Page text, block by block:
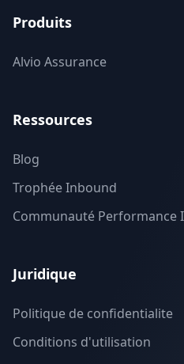
Produits
Alvio Assurance
Ressources
Blog
Trophée Inbound
Communauté Performance
Juridique
Politique de confidentialite
Conditions d'utilisation